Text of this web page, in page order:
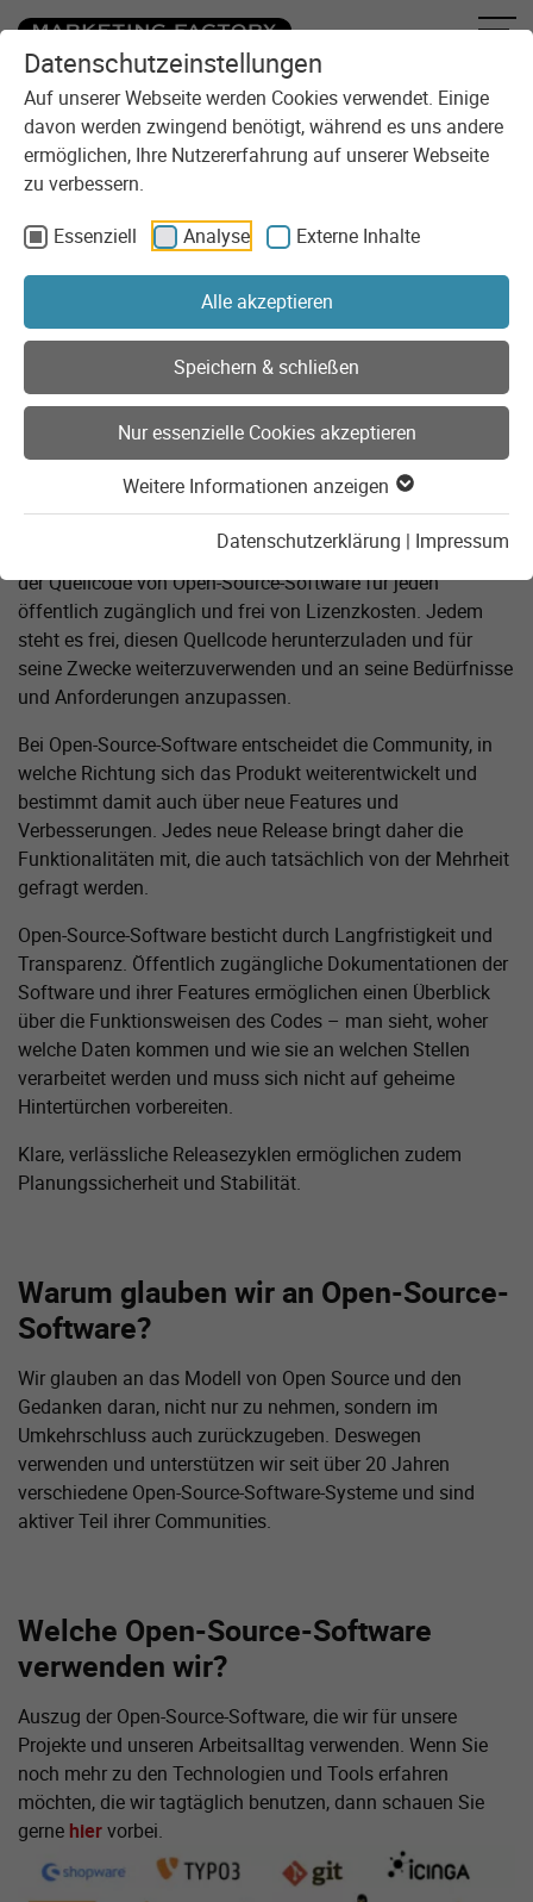
Datenschutzeinstellungen
Auf unserer Webseite werden Cookies verwendet. Einige
davon werden zwingend benötigt, während es uns andere
ermöglichen, Ihre Nutzererfahrung auf unserer Webseite
zu verbessern.
Essenziell
Analyse Externe Inhalte
Alle akzeptieren
Speichern & schließen
Nur essenzielle Cookies akzeptieren
Weitere Informationen anzeigen
Datenschutzerklärung | Impressum
Zum Inhalt springen
Sie sind here:
Bekenntnis zu Open Source
Was ist Open-Source-Software?
Open-Source-Software basiert auf aktiven Communities,
voranbringen. Im Gegensatz zu Closed-Source-Software ist
der Quellcode von Open-Source-Software für jeden
öffentlich zugänglich und frei von Lizenzkosten. Jedem
steht es frei, diesen Quellcode herunterzuladen und für
seine Zwecke weiterzuverwenden und an seine Bedürfnisse
und Anforderungen anzupassen.
Bei Open-Source-Software entscheidet die Community, in
welche Richtung sich das Produkt weiterentwickelt und
bestimmt damit auch über neue Features und
Verbesserungen. Jedes neue Release bringt daher die
Funktionalitäten mit, die auch tatsächlich von der Mehrheit
gefragt werden.
Open-Source-Software besticht durch Langfristigkeit und
Transparenz. Öffentlich zugängliche Dokumentationen der
Software und ihrer Features ermöglichen einen Überblick
über die Funktionsweisen des Codes – man sieht, woher
welche Daten kommen und wie sie an welchen Stellen
verarbeitet werden und muss sich nicht auf geheime
Hintertürchen vorbereiten.
Klare, verlässliche Releasezyklen ermöglichen zudem
Planungssicherheit und Stabilität.
Warum glauben wir an Open-Source-
Software?
Wir glauben an das Modell von Open Source und den
Gedanken daran, nicht nur zu nehmen, sondern im
Umkehrschluss auch zurückzugeben. Deswegen
verwenden und unterstützen wir seit über 20 Jahren
verschiedene Open-Source-Software-Systeme und sind
aktiver Teil ihrer Communities.
Welche Open-Source-Software
verwenden wir?
Auszug der Open-Source-Software, die wir für unsere
Projekte und unseren Arbeitsalltag verwenden. Wenn Sie
noch mehr zu den Technologien und Tools erfahren
möchten, die wir tagtäglich benutzen, dann schauen Sie
gerne hiervorbei.